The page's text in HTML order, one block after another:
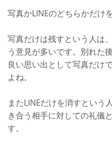
写真かLINEのどちらかだけ
写真だけは残すという人は
う意見が多いです。別れた
良い思い出として写真だけ
よね。
またLINEだけを消すという
き合う相手に対しての礼儀
す。